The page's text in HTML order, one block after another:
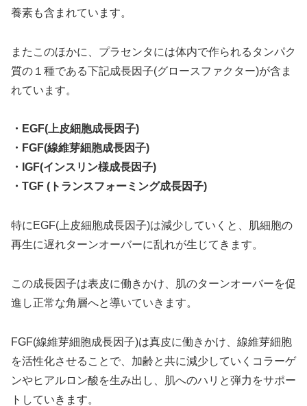
養素も含まれています。
またこのほかに、プラセンタには体内で作られるタンパク
質の１種である下記成長因子(グロースファクター)が含ま
れています。
・EGF(上皮細胞成長因子)
・FGF(線維芽細胞成長因子)
・IGF(インスリン様成長因子)
・TGF (トランスフォーミング成長因子)
特にEGF(上皮細胞成長因子)は減少していくと、肌細胞の
再生に遅れターンオーバーに乱れが生じてきます。
この成長因子は表皮に働きかけ、肌のターンオーバーを促
進し正常な角層へと導いていきます。
FGF(線維芽細胞成長因子)は真皮に働きかけ、線維芽細胞
を活性化させることで、加齢と共に減少していくコラーゲ
ンやヒアルロン酸を生み出し、肌へのハリと弾力をサポー
トしていきます。